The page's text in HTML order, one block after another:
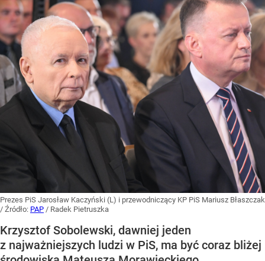
Prezes PiS Jarosław Kaczyński (L) i przewodniczący KP PiS Mariusz Błaszczak
/ Źródło: PAP / Radek Pietruszka
Krzysztof Sobolewski, dawniej jeden
z najważniejszych ludzi w PiS, ma być coraz bliżej